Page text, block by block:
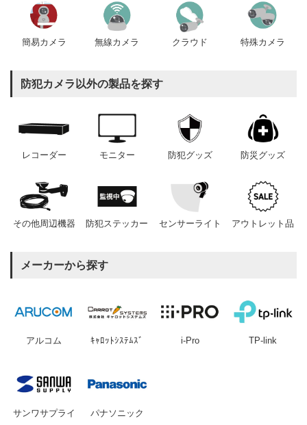
簡易カメラ 無線カメラ クラウド 特殊カメラ
防犯カメラ以外の製品を探す
レコーダー モニター 防犯グッズ 防災グッズ
その他周辺機器 防犯ステッカー センサーライト アウトレット品
メーカーから探す
アルコム ｷｬﾛｯﾄｼｽﾃﾑｽﾞ i-Pro TP-link
サンワサプライ パナソニック